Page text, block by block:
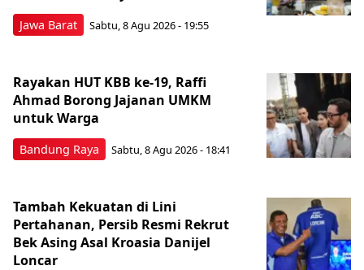
Jawa Barat Sabtu, 8 Agu 2026 - 19:55
Bandung Raya
Rayakan HUT KBB ke-19, Raffi
Ahmad Borong Jajanan UMKM
untuk Warga
Sabtu, 8 Agu 2026 - 18:41
Tambah Kekuatan di Lini
Pertahanan, Persib Resmi Rekrut
Bek Asing Asal Kroasia Danijel
Loncar